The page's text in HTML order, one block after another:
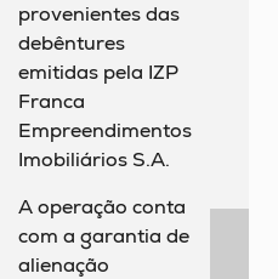
provenientes das
debêntures
emitidas pela IZP
Franca
Empreendimentos
Imobiliários S.A.
A operação conta
com a garantia de
alienação